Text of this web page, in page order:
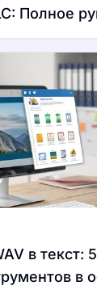
Полное
в текст:
в